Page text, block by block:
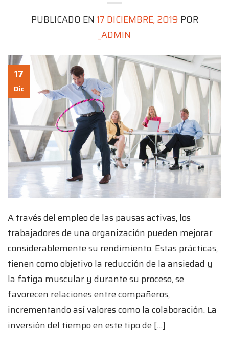
PUBLICADO EN17 DICIEMBRE, 2019 POR
_ADMIN
17
Dic
A través del empleo de las pausas activas, los
trabajadores de una organización pueden mejorar
considerablemente su rendimiento. Estas prácticas,
tienen como objetivo la reducción de la ansiedad y
la fatiga muscular y durante su proceso, se
favorecen relaciones entre compañeros,
incrementando así valores como la colaboración. La
inversión del tiempo en este tipo de […]